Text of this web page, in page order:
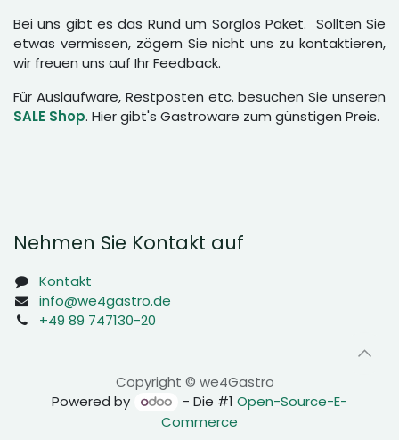
Bei uns gibt es das Rund um Sorglos Paket. Sollten Sie
etwas vermissen, zögern Sie nicht uns zu kontaktieren,
wir freuen uns auf Ihr Feedback.
Für Auslaufware, Restposten etc. besuchen Sie unseren
SALE Shop. Hier gibt's Gastroware zum günstigen Preis.
Nehmen Sie Kontakt auf
Kontakt
info@we4gastro.de
+49 89 747130-20
Copyright © we4Gastro
Powered by
- Die #1Open-Source-E-
Commerce